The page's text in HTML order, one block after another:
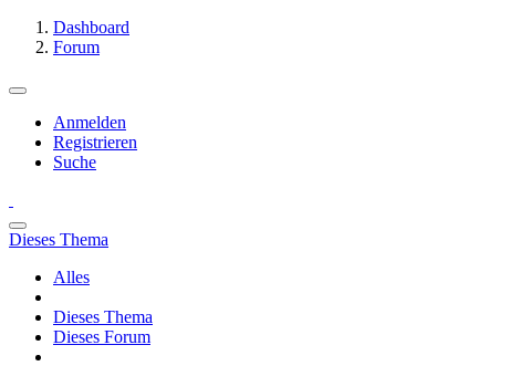
Dashboard
Forum
Anmelden
Registrieren
Suche
Dieses Thema
Alles
Dieses Thema
Dieses Forum